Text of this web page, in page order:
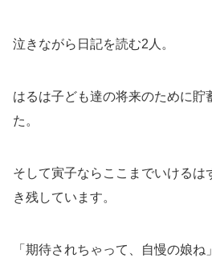
泣きながら日記を読む2人。
はるは子ども達の将来のために貯
た。
そして寅子ならここまでいけるは
き残しています。
「期待されちゃって、自慢の娘ね」